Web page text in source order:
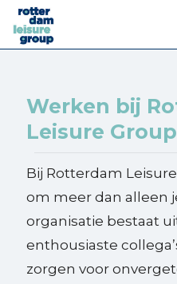
Werken bij
Leisure Group
Bij Rotterdam
om meer dan alleen
organisatie bestaat
enthousiaste
zorgen voor